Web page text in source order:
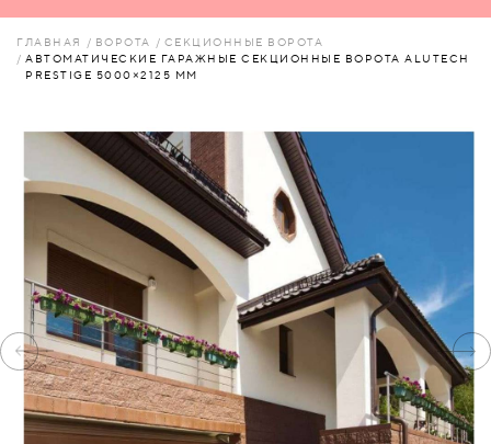
АКСЕССУАРЫ
КОМПЛЕКТУЮЩИЕ
СКУД
"УМНЫЙ
КОМПАНИИ
ГЛАВНАЯ ВОРОТА
СЕКЦИОННЫЕ ВОРОТА
АВТОМАТИЧЕСКИЕ ГАРАЖНЫЕ СЕКЦИОННЫЕ ВОРОТА ALUTECH
PRESTIGE 5000×2125 ММ